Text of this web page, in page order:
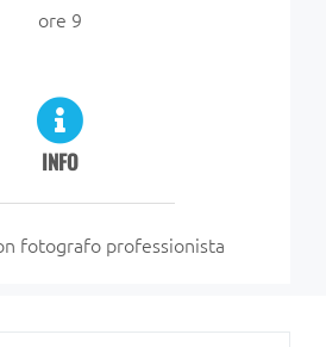
ore 9
INFO
fotografo professionista